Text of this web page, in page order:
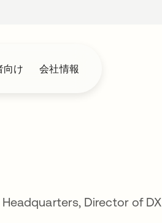
開く
向け 会社情報
Director of DX